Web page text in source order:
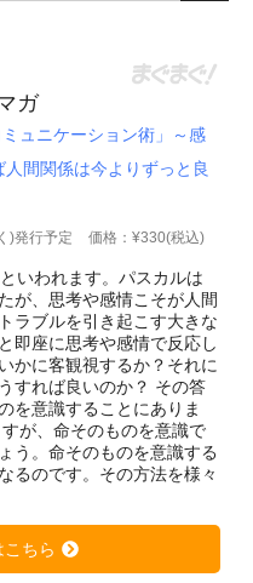
ガ
ュニケーション術」～感
間関係は今よりずっと良
)発行予定 価格：¥330(税込)
いわれます。パスカルは
が、思考や感情こそが人間
ラブルを引き起こす大きな
即座に思考や感情で反応し
かに客観視するか？それに
すれば良いのか？ その答
を意識することにありま
が、命そのものを意識で
う。命そのものを意識する
るのです。その方法を様々
こちら